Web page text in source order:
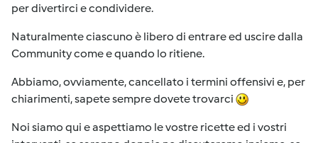
per divertirci e condividere.
Naturalmente ciascuno è libero di entrare ed uscire dalla
Community come e quando lo ritiene.
Abbiamo, ovviamente, cancellato i termini offensivi e, per
chiarimenti, sapete sempre dovete trovarci
Noi siamo qui e aspettiamo le vostre ricette ed i vostri